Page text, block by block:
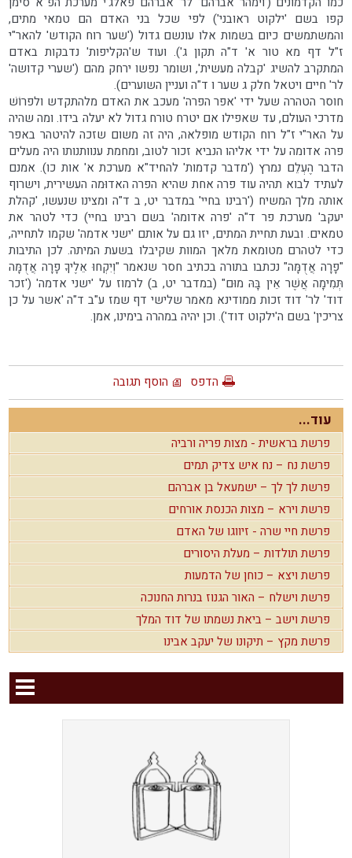
קפו בשם 'ילקוט ראובני') לפי שכל בני האדם הם טמאי מתים,
והמשתמשים כיום בשמות אלו עונשם גדול ('שער רוח הקודש' להאר"י
ז"ל דף מא טור א' ד"ה תקון ג'). ועוד ש'הקליפות' נדבקות באדם
המתקרב להשיג 'קבלה מעשית', ושומר נפשו ירחק מהם ('שערי קדושה'
לר' חיים ויטאל חלק ג שער ו ד"ה ועניין השוערים).
חוסר הטהרה שעל ידי 'אפר הפרה' מעכב את האדם מלהתקדש ולפרוֹשׁ
מדרכי העולם, עד שאפילו אם יטרח טורח גדול לא יעלה בידו. ומה שהיה
על האר"י ז"ל רוח הקודש מופלאה, היה זה משום שזכה להיטהר באפר
פרה אדומה על ידי אליהו הנביא זכור לטוב, ומחמת ענוותנותו היה מעלים
הדבר הֶעְלֵם נמרץ ('מדבר קדמות' להחיד"א מערכת א' אות כו). אמנם
לעתיד לבוא תהיה עוד פרה אחת שהיא הפרה האדוּמה העשירית, וישרוף
אותה מלך המשיח ('רבינו בחיי' במדבר יט, ב ד"ה ומצינו שנעשו, 'קהלת
יעקב' מערכת פר ד"ה 'פרה אדומה' בשם רבינו בחיי) כדי לטהר את
טמאים. ובעת תחיית המתים, יזו גם על אותם 'ישני אדמה' שקמו לתחייה,
כדי לטהרם מטומאת מלאך המוות שקיבלו בשעת המיתה. לכן התיבות
"פָרָה אֲדֻמָּה" נכתבו בתורה בכתיב חסר שנאמר "וְיִקְחוּ אֵלֶיךָ פָרָה אֲדֻמָּה
תְּמִימָה אֲשֶׁר אֵין בָּהּ מוּם" (במדבר יט, ב) לרמוז על 'ישני אדמה' ('זכר
דוד' לר' דוד זכות ממודינא מאמר שלישי דף שמז ע"ב ד"ה 'אשר על כן
צריכין' בשם ה'ילקוט דוד'). וכן יהיה במהרה בימינו, אמן.
הדפס הוסף תגובה
עוד...
פרשת בראשית - מצות פריה ורביה
פרשת נח – נח איש צדיק תמים
פרשת לך לך – ישמעאל בן אברהם
פרשת וירא – מצות הכנסת אורחים
פרשת חיי שרה - זיווגו של האדם
פרשת תולדות – מעלת היסורים
פרשת ויצא – כוחן של הדמעות
פרשת וישלח – האור הגנוז בנרות החנוכה
פרשת וישב – ביאת נשמתו של דוד המלך
פרשת מקץ – תיקונו של יעקב אבינו